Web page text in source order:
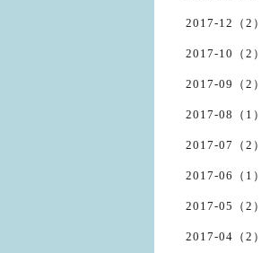
2017-12（2）
2017-10（2）
2017-09（2）
2017-08（1）
2017-07（2）
2017-06（1）
2017-05（2）
2017-04（2）